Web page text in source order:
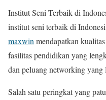
Institut Seni Terbaik di
institut seni terbaik di
maxwin mendapatkan
fasilitas pendidikan yang
dan peluang networking yang
Salah satu peringkat yang